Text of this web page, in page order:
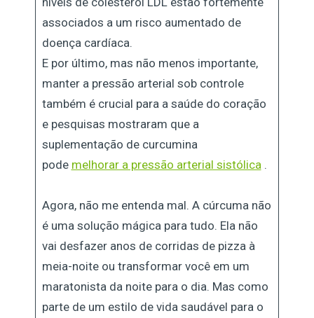
associados a um risco aumentado de
doença cardíaca.
E por último, mas não menos importante,
manter a pressão arterial sob controle
também é crucial para a saúde do coração
e pesquisas mostraram que a
suplementação de curcumina
pode melhorar a pressão arterial sistólica.
Agora, não me entenda mal. A cúrcuma não
é uma solução mágica para tudo. Ela não
vai desfazer anos de corridas de pizza à
meia-noite ou transformar você em um
maratonista da noite para o dia. Mas como
parte de um estilo de vida saudável para o